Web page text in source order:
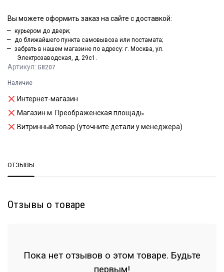
Артикул: G8207
Наличие
Интернет-магазин
Магазин м. Преображенская площадь
Витринный товар (уточните детали у менеджера)
Вы можете оформить заказ на сайте с доставкой:
курьером до двери;
до ближайшего пункта самовывоза или постамата;
забрать в нашем магазине по адресу: г. Москва, ул.
Электрозаводская, д. 29с1.
ОТЗЫВЫ
Отзывы о товаре
Пока нет отзывов о этом товаре. Будьте
первым!